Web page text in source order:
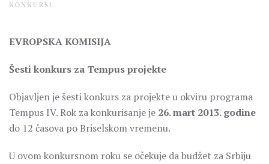
KONKURSI
EVROPSKA KOMISIJA
Šesti konkurs za Tempus projekte
Objavljen je šesti konkurs za projekte u okviru programa
Tempus IV. Rok za konkurisanje je 26. mart 2013. godine
do 12 časova po Briselskom vremenu.
U ovom konkursnom roku se očekuje da budžet za Srbiju